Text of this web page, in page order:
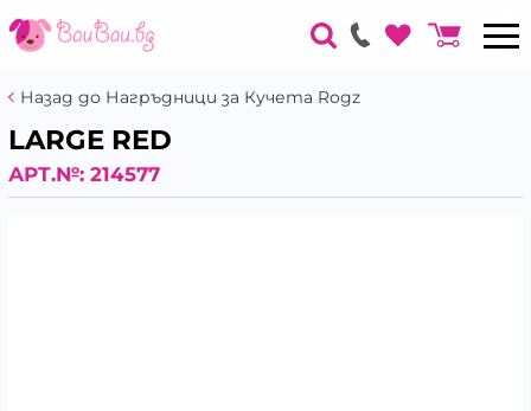
Назад до Нагръдници за Кучета Rogz
LARGE RED
АРТ.№: 214577